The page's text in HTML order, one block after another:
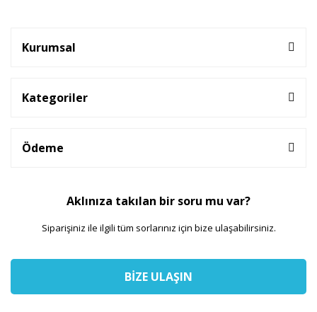
Kurumsal
Kategoriler
Ödeme
Aklınıza takılan bir soru mu var?
Siparişiniz ile ilgili tüm sorlarınız için bize ulaşabilirsiniz.
BİZE ULAŞIN